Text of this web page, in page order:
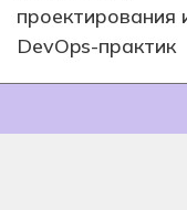
проектирования
DevOps-практик